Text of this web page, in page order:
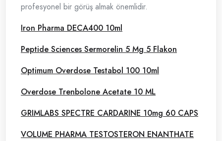
profesyonel bir görüş almak önemlidir.
Iron Pharma DECA400 10ml
Peptide Sciences Sermorelin 5 Mg 5 Flakon
Optimum Overdose Testabol 100 10ml
Overdose Trenbolone Acetate 10 ML
GRIMLABS SPECTRE CARDARINE 10mg 60 CAPS
VOLUME PHARMA TESTOSTERON ENANTHATE